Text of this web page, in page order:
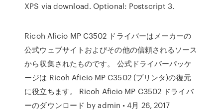
XPS via download. Optional: Postscript 3.
Ricoh Aficio MP C3502 ドライバーはメーカーの
公式ウェブサイトおよびその他の信頼されるソース
から収集されたものです。 公式ドライバーパッケ
ージは Ricoh Aficio MP C3502 (プリンタ)の復元
に役立ちます。 Ricoh Aficio MP C3502 ドライバ
ーのダウンロード by admin • 4月 26, 2017